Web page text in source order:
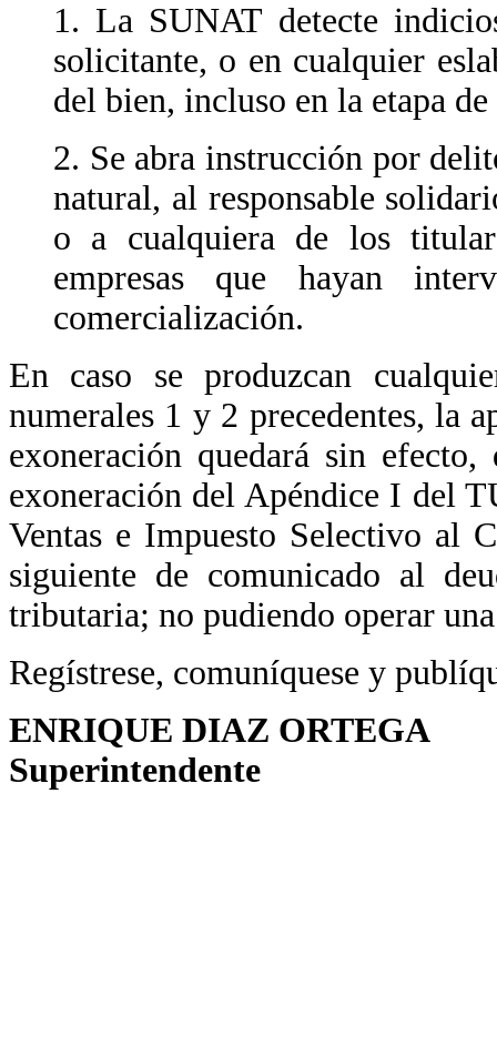
1. La SUNAT detecte
solicitante, o en cualquier
del bien, incluso en la etapa
2. Se abra instrucción por
natural, al responsable
o a cualquiera de los
empresas que hayan
comercialización.
En caso se produzcan
numerales 1 y 2 precedentes, la
exoneración quedará sin
exoneración del Apéndice I del
Ventas e Impuesto Selectivo al
siguiente de comunicado al
tributaria; no pudiendo operar
Regístrese, comuníquese y
ENRIQUE DIAZ ORTEGA
Superintendente